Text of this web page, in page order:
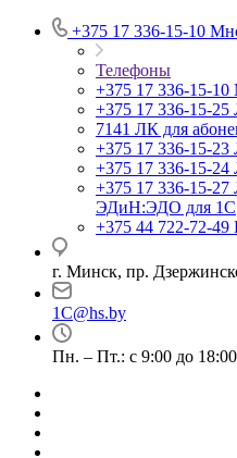
+375 17 336-15-10
Телефоны
+375 17 336-15-10
+375 17 336-15-25
7141 ЛК для
+375 17 336-15-23
+375 17 336-15-24
+375 17 336-15-27
ЭДиН:ЭДО для 1С
+375 44 722-72-49
г. Минск, пр.
1C@hs.by
Пн. – Пт.: с 9:00 до 18:00